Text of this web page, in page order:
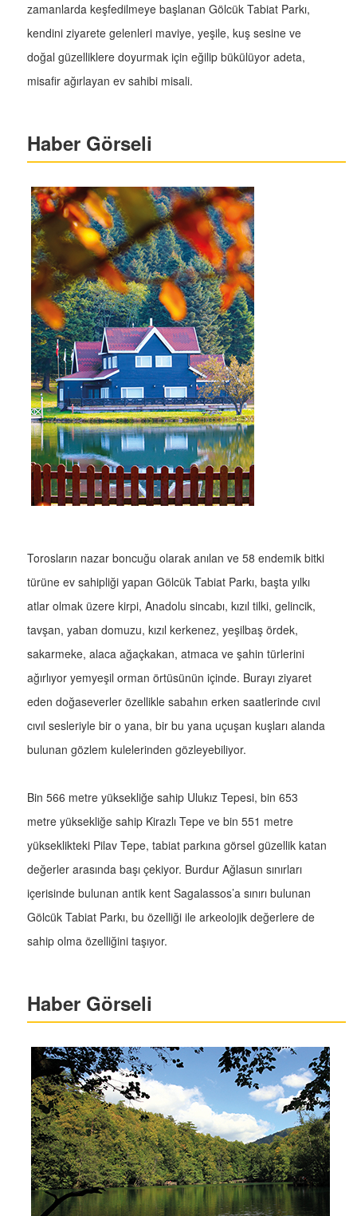
zamanlarda keşfedilmeye başlanan Gölcük Tabiat Parkı,
kendini ziyarete gelenleri maviye, yeşile, kuş sesine ve
doğal güzelliklere doyurmak için eğilip bükülüyor adeta,
misafir ağırlayan ev sahibi misali.
Haber Görseli
Torosların nazar boncuğu olarak anılan ve 58 endemik bitki
türüne ev sahipliği yapan Gölcük Tabiat Parkı, başta yılkı
atlar olmak üzere kirpi, Anadolu sincabı, kızıl tilki, gelincik,
tavşan, yaban domuzu, kızıl kerkenez, yeşilbaş ördek,
sakarmeke, alaca ağaçkakan, atmaca ve şahin türlerini
ağırlıyor yemyeşil orman örtüsünün içinde. Burayı ziyaret
eden doğaseverler özellikle sabahın erken saatlerinde cıvıl
cıvıl sesleriyle bir o yana, bir bu yana uçuşan kuşları alanda
bulunan gözlem kulelerinden gözleyebiliyor.
Bin 566 metre yüksekliğe sahip Ulukız Tepesi, bin 653
metre yüksekliğe sahip Kirazlı Tepe ve bin 551 metre
yükseklikteki Pilav Tepe, tabiat parkına görsel güzellik katan
değerler arasında başı çekiyor. Burdur Ağlasun sınırları
içerisinde bulunan antik kent Sagalassos’a sınırı bulunan
Gölcük Tabiat Parkı, bu özelliği ile arkeolojik değerlere de
sahip olma özelliğini taşıyor.
Haber Görseli